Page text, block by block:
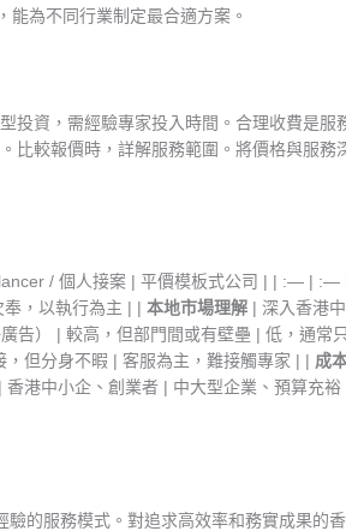
為不同行業制定最合適方案。
投資，需經驗專家投入時間。合理收費是
比較報價時，詳解服務範圍。將價格與服
/ 個人接案 | 平價模板式公司 | | :— |
，以執行為主 | | 本地市場理解 | 深入香港
告） | 較高，但部門間或有壁壘 | 低，通常
但分身不暇 | 客服為主，難接觸專家 | | 成
| 香港中小企、創業者 | 中大型企業、預算充
的服務模式。對追求高效率和務實成果的